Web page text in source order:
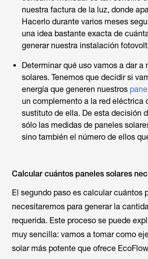
nuestra factura de la luz, donde
Hacerlo durante varios meses
una idea bastante exacta de
generar nuestra instalación
Determinar qué uso vamos a dar a
solares. Tenemos que decidir si
energía que generen nuestros
un complemento a la red eléctrica
sustituto de ella. De esta decisión
sólo las medidas de paneles
sino también el número de ellos
Calcular cuántos paneles solares
El segundo paso es calcular cuántos
necesitaremos para generar la
requerida. Este proceso se puede
muy sencilla: vamos a tomar como
solar más potente que ofrece